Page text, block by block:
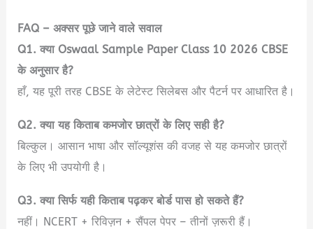
FAQ – अक्सर पूछे जाने वाले सवाल
Q1. क्या Oswaal Sample Paper Class 10 2026 CBSE
के अनुसार है?
हाँ, यह पूरी तरह CBSE के लेटेस्ट सिलेबस और पैटर्न पर आधारित है।
Q2. क्या यह किताब कमजोर छात्रों के लिए सही है?
बिल्कुल। आसान भाषा और सॉल्यूशंस की वजह से यह कमजोर छात्रों
के लिए भी उपयोगी है।
Q3. क्या सिर्फ यही किताब पढ़कर बोर्ड पास हो सकते हैं?
नहीं। NCERT + रिविज़न + सैंपल पेपर – तीनों ज़रूरी हैं।